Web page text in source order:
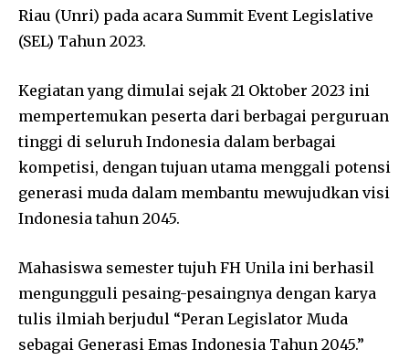
Riau (Unri) pada acara Summit Event Legislative
(SEL) Tahun 2023.
Kegiatan yang dimulai sejak 21 Oktober 2023 ini
mempertemukan peserta dari berbagai perguruan
tinggi di seluruh Indonesia dalam berbagai
kompetisi, dengan tujuan utama menggali potensi
generasi muda dalam membantu mewujudkan visi
Indonesia tahun 2045.
Mahasiswa semester tujuh FH Unila ini berhasil
mengungguli pesaing-pesaingnya dengan karya
tulis ilmiah berjudul “Peran Legislator Muda
sebagai Generasi Emas Indonesia Tahun 2045.”